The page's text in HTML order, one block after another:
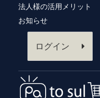
法人様の活用メリット
お知らせ
ログイン